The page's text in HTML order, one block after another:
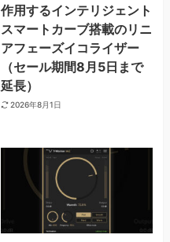
作用するインテリジェント
スマートカーブ搭載のリニ
アフェーズイコライザー
（セール期間8月5日まで
延長）
2026年8月1日